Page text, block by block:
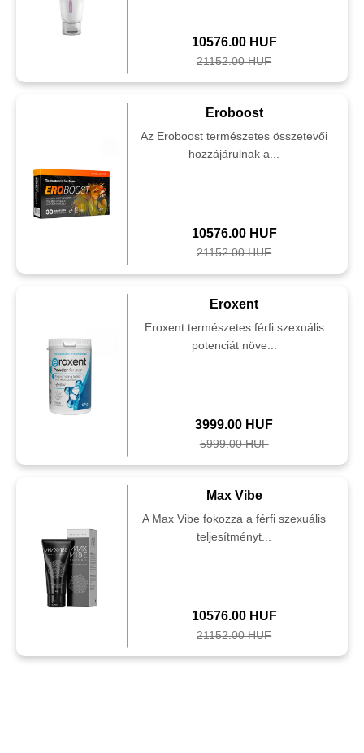
10576.00 HUF
21152.00 HUF
Eroboost
Az Eroboost természetes összetevői
hozzájárulnak a...
10576.00 HUF
21152.00 HUF
Eroxent
Eroxent természetes férfi szexuális
potenciát növe...
3999.00 HUF
5999.00 HUF
Max Vibe
A Max Vibe fokozza a férfi szexuális
teljesítményt...
10576.00 HUF
21152.00 HUF